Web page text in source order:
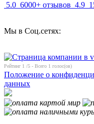
5.0 6000+ отзывов 4.9
Мы в Соц.сетях:
Рейтинг 1 /5 - Всего 1 голос(ов)
Положение о
данных